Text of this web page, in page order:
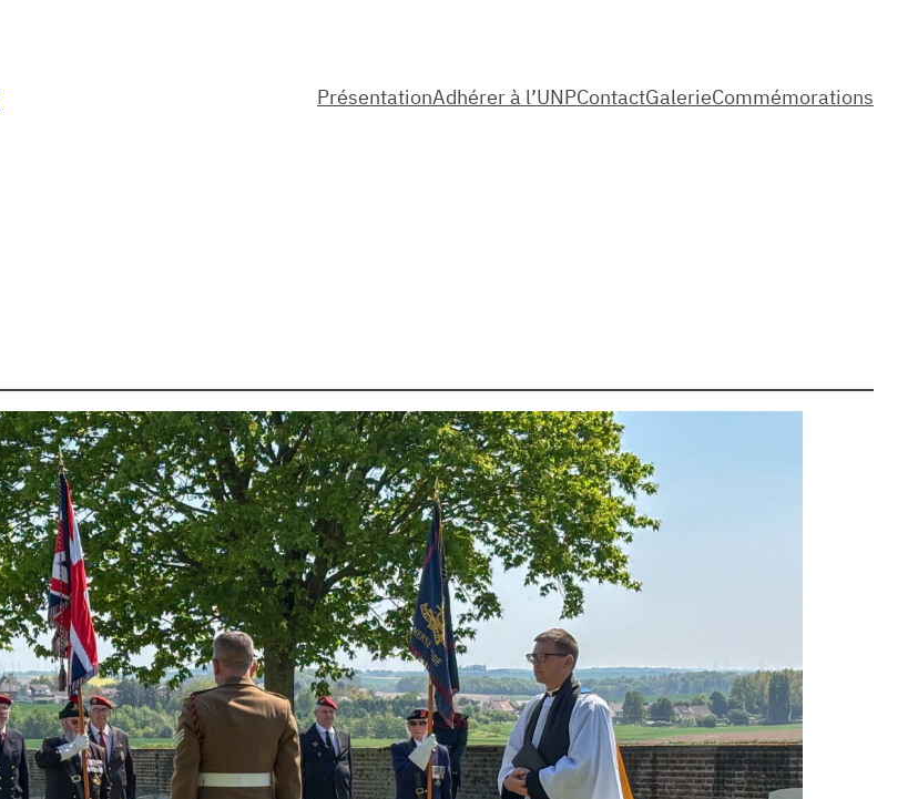
PrésentationAdhérer à l’UNPContactGalerieCommémorations